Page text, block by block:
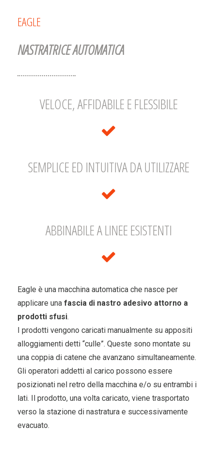
EAGLE
NASTRATRICE AUTOMATICA
VELOCE, AFFIDABILE E FLESSIBILE
SEMPLICE ED INTUITIVA DA UTILIZZARE
ABBINABILE A LINEE ESISTENTI
Eagle è una macchina automatica che nasce per
applicare una fascia di nastro adesivo attorno a
prodotti sfusi.
I prodotti vengono caricati manualmente su appositi
alloggiamenti detti “culle”. Queste sono montate su
una coppia di catene che avanzano simultaneamente.
Gli operatori addetti al carico possono essere
posizionati nel retro della macchina e/o su entrambi i
lati. Il prodotto, una volta caricato, viene trasportato
verso la stazione di nastratura e successivamente
evacuato.